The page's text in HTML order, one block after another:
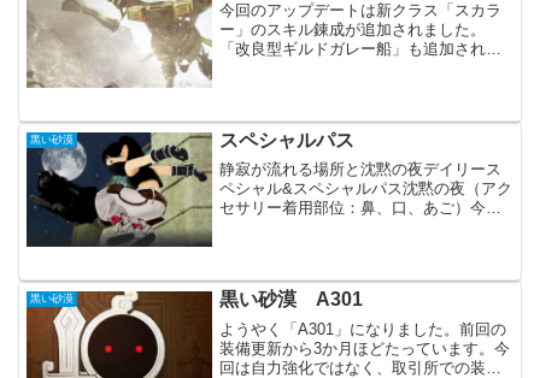
今回のアップデートは新クラス「スカラ
ー」のスキル錬成が追加されました。
「改良型ギルドガレー船」も追加されて
職の調整（MG、S...
黒い砂漠 スペシャルパス
静寂が流れる場所と沈黙の夜デイリース
ペシャル&スペシャルパス沈黙の夜（アク
セサリー着用部位：鼻、口、あご）今回
そうです。ただパール商...
黒い砂漠 黒い砂漠 A301
ようやく「A301」になりました。前回の
装備更新から3か月ほどたっています。今
回は自力強化ではなく、取引所での装備